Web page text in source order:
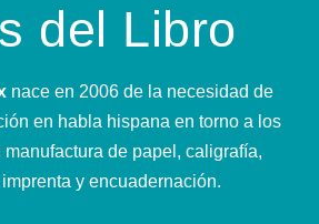
del Libro
nace en 2006 de la necesidad de
en habla hispana en torno a los
de papel, caligrafía,
y encuadernación.